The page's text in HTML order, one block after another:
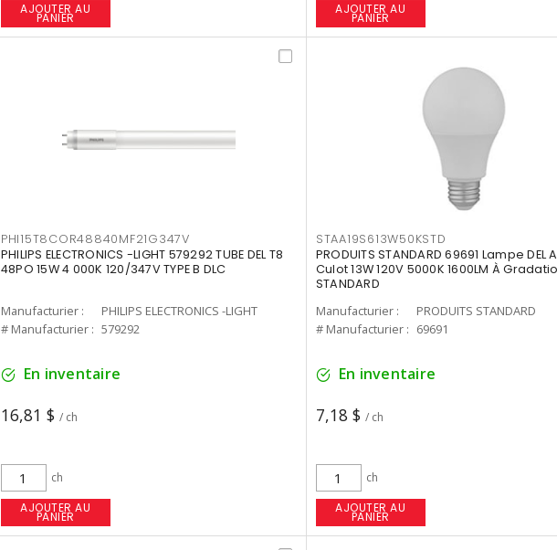
AJOUTER AU
PANIER
AJOUTER AU
PANIER
PHI15T8COR48840MF21G347V
PHILIPS ELECTRONICS -LIGHT 579292 TUBE DEL T8
48PO 15W 4 000K 120/347V TYPE B DLC
Manufacturier :
PHILIPS ELECTRONICS -LIGHT
# Manufacturier : 579292
En inventaire
16,81 $ / ch
ch
AJOUTER AU
PANIER
STAA19S613W50KSTD
PRODUITS STANDARD 69691 Lampe DEL
Culot 13W 120V 5000K 1600LM À
STANDARD
Manufacturier :
PRODUITS STANDARD
# Manufacturier : 69691
En inventaire
7,18 $ / ch
ch
AJOUTER AU
PANIER